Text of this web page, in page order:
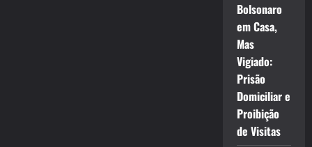
Bolsonaro
em Casa,
Mas
Vigiado:
Prisão
Domiciliar e
Proibição
de Visitas